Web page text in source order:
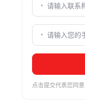
点击提交代表您同意